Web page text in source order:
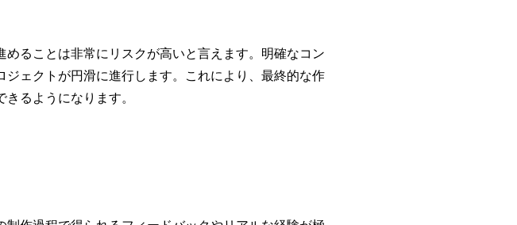
ることは非常にリスクが高いと言えます。明確なコン
ェクトが円滑に進行します。これにより、最終的な作
るようになります。